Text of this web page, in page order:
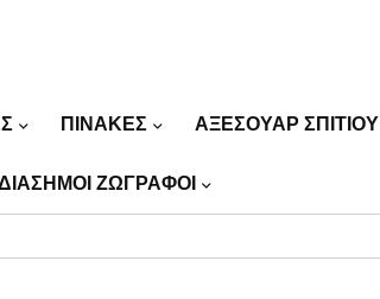
ΠΙΝΑΚΕΣ ΑΞΕΣΟΥΑΡ ΣΠΙΤΙΟΥ
ΖΩΓΡΑΦΟΙ